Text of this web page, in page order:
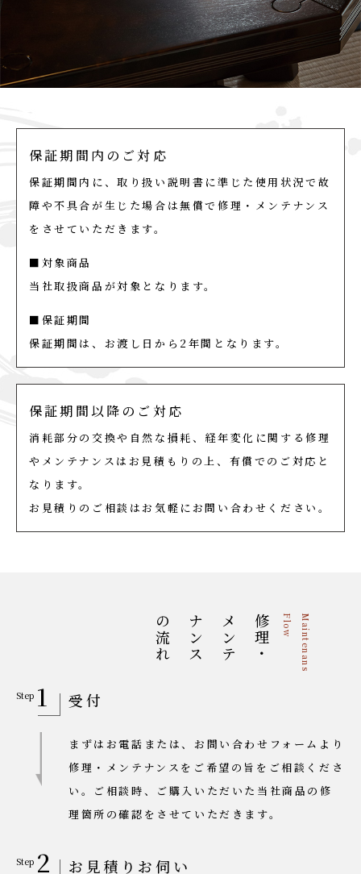
保証期間内のご対応
保証期間内に、取り扱い説明書に準じた使用状況で故
障や不具合が生じた場合は無償で修理・メンテナンス
をさせていただきます。
■対象商品
当社取扱商品が対象となります。
■保証期間
保証期間は、お渡し日から2年間となります。
保証期間以降のご対応
消耗部分の交換や自然な損耗、経年変化に関する修理
やメンテナンスはお見積もりの上、有償でのご対応と
なります。
お見積りのご相談はお気軽にお問い合わせください。
修
理
・
メ
ン
テ
ナ
ン
ス
の流れ M
a
i
n
t
e
n
a
n
s
F
l
o
w
1 受付
まずはお電話または、お問い合わせフォームより
修理・メンテナンスをご希望の旨をご相談くださ
い。ご相談時、ご購入いただいた当社商品の修
理箇所の確認をさせていただきます。
2 お見積りお伺い